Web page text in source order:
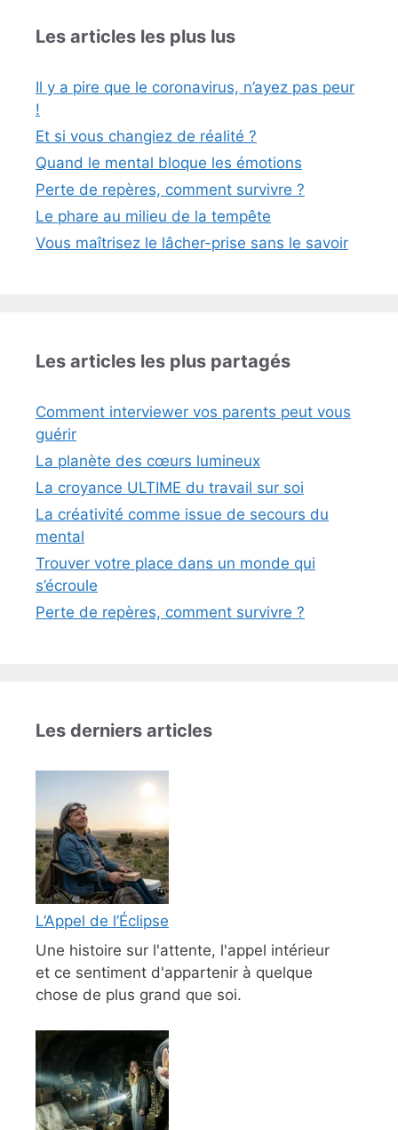
Les articles les plus lus
Il y a pire que le coronavirus, n’ayez pas peur
!
Et si vous changiez de réalité ?
Quand le mental bloque les émotions
Perte de repères, comment survivre ?
Le phare au milieu de la tempête
Vous maîtrisez le lâcher-prise sans le savoir
Les articles les plus partagés
Comment interviewer vos parents peut vous
guérir
La planète des cœurs lumineux
La croyance ULTIME du travail sur soi
La créativité comme issue de secours du
mental
Trouver votre place dans un monde qui
s’écroule
Perte de repères, comment survivre ?
Les derniers articles
L’Appel de l’Éclipse
Une histoire sur l'attente, l'appel intérieur
et ce sentiment d'appartenir à quelque
chose de plus grand que soi.